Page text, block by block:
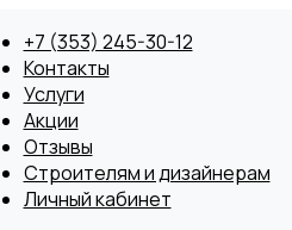
+7 (353) 245-30-12
Контакты
Услуги
Акции
Отзывы
Строителям и дизайнерам
Личный кабинет